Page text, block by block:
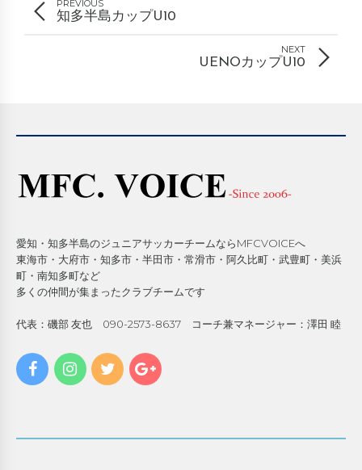
PREVIOUS
知多半島カップU10
NEXT
UENOカップU10
愛知・知多半島のジュニアサッカーチームならMFCVOICEへ
東海市・大府市・知多市・半田市・常滑市・阿久比町・武豊町・美浜
町・南知多町など
多くの仲間が集まったクラブチームです
代表：磯部 友也 090-2573-8637 コーチ兼マネージャー：澤田 睦